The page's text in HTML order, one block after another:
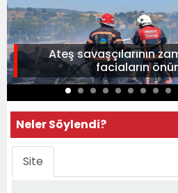
Ateş savaşçılarının
faciaların
Neler Söylendi?
Site